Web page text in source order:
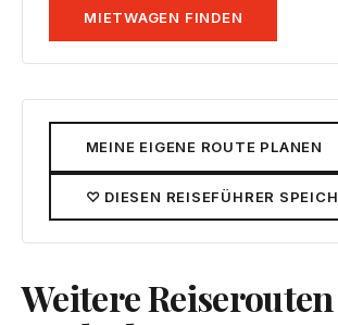
MIETWAGEN FINDEN
MEINE EIGENE ROUTE PLANEN
♡ DIESEN REISEFÜHRER
Weitere Reiserouten